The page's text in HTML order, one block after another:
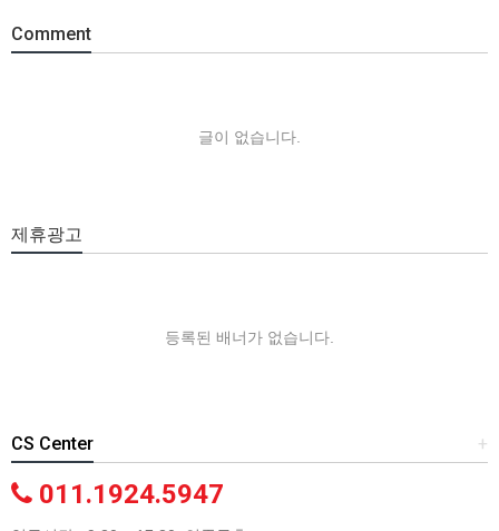
Comment
글이 없습니다.
제휴광고
등록된 배너가 없습니다.
+
CS Center
011.1924.5947